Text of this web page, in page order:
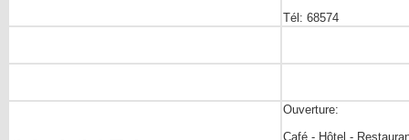
Tél: 68574
Ouverture:
Café - Hôtel -